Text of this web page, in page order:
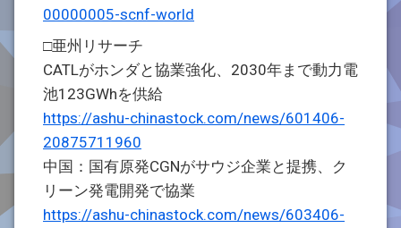
00000005-scnf-world
□亜州リサーチ
CATLがホンダと協業強化、2030年まで動力電
池123GWhを供給
https://ashu-chinastock.com/news/601406-
20875711960
中国：国有原発CGNがサウジ企業と提携、ク
リーン発電開発で協業
https://ashu-chinastock.com/news/603406-